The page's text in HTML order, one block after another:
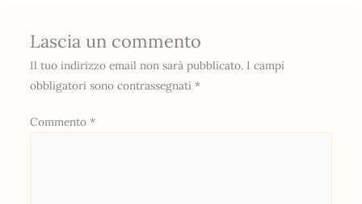
Lascia un commento
Il tuo indirizzo email non sarà pubblicato. I campi
obbligatori sono contrassegnati *
Commento *